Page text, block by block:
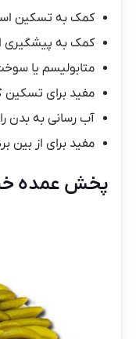
کمک به تسکین
کمک به پیشگیری
متابولیسم یا
مفید برای تسکین
آب رسانی به بدن
مفید برای از بین
پخش عمده